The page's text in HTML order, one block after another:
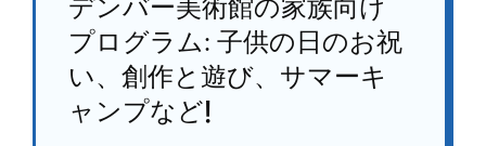
デンバー美術館の家族向け
プログラム: 子供の日のお祝
い、創作と遊び、サマーキ
ャンプなど!